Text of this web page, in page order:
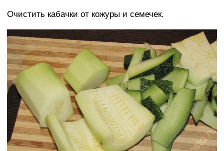
Очистить кабачки от кожуры и семечек.